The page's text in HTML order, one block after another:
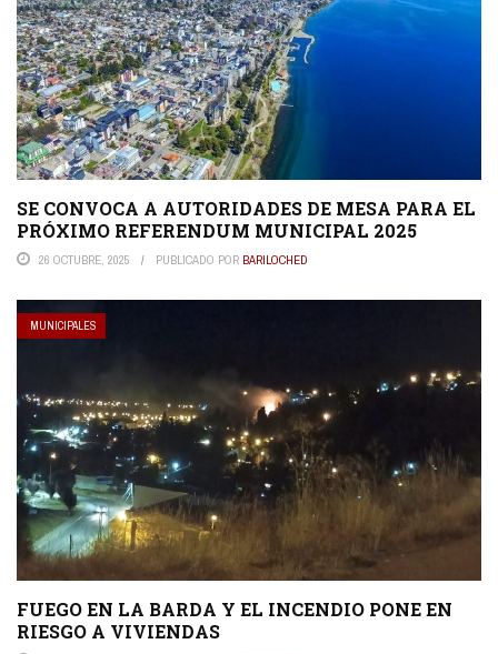
SE CONVOCA A AUTORIDADES DE MESA PARA EL
PRÓXIMO REFERENDUM MUNICIPAL 2025
26 OCTUBRE, 2025 PUBLICADO POR BARILOCHED
MUNICIPALES
FUEGO EN LA BARDA Y EL INCENDIO PONE EN
RIESGO A VIVIENDAS